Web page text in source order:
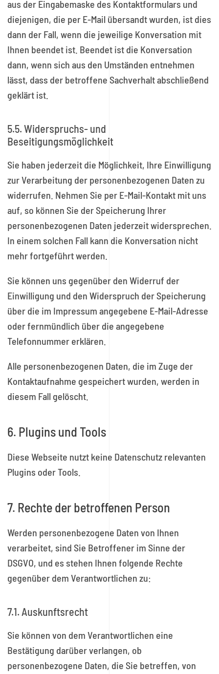
aus der Eingabemaske des Kontaktformulars und
diejenigen, die per E-Mail übersandt wurden, ist dies
dann der Fall, wenn die jeweilige Konversation mit
Ihnen beendet ist. Beendet ist die Konversation
dann, wenn sich aus den Umständen entnehmen
lässt, dass der betroffene Sachverhalt abschließend
geklärt ist.
5.5. Widerspruchs- und
Beseitigungsmöglichkeit
Sie haben jederzeit die Möglichkeit, Ihre Einwilligung
zur Verarbeitung der personenbezogenen Daten zu
widerrufen. Nehmen Sie per E-Mail-Kontakt mit uns
auf, so können Sie der Speicherung Ihrer
personenbezogenen Daten jederzeit widersprechen.
In einem solchen Fall kann die Konversation nicht
mehr fortgeführt werden.
Sie können uns gegenüber den Widerruf der
Einwilligung und den Widerspruch der Speicherung
über die im Impressum angegebene E-Mail-Adresse
oder fernmündlich über die angegebene
Telefonnummer erklären.
Alle personenbezogenen Daten, die im Zuge der
Kontaktaufnahme gespeichert wurden, werden in
diesem Fall gelöscht.
6. Plugins und Tools
Diese Webseite nutzt keine Datenschutz relevanten
Plugins oder Tools.
7. Rechte der betroffenen Person
Werden personenbezogene Daten von Ihnen
verarbeitet, sind Sie Betroffener im Sinne der
DSGVO, und es stehen Ihnen folgende Rechte
gegenüber dem Verantwortlichen zu:
7.1. Auskunftsrecht
Sie können von dem Verantwortlichen eine
Bestätigung darüber verlangen, ob
personenbezogene Daten, die Sie betreffen, von